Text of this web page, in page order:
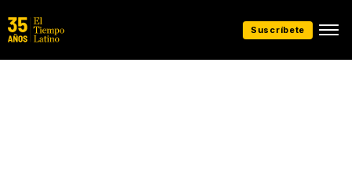
Suscríbete